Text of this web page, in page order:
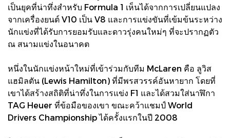
เป็นยุคที่น่าทึ่งสำหรับ Formula 1 เห็นได้จากการเปลี่ยนแปลง
จากเครื่องยนต์ V10 เป็น V8 และการแข่งขันที่เข้มข้นระหว่าง
นักแข่งที่ได้รับการยอมรับและดาวรุ่งคนใหม่ๆ ที่จะปรากฏตัว
ณ สนามแข่งในอนาคต
หนึ่งในนักแข่งหน้าใหม่ที่เข้าร่วมกับทีม McLaren คือ ลูวิส
แฮมิลตัน (Lewis Hamilton) ที่มีพรสวรรค์อันหายาก โดยที่
เขาได้สร้างสถิติที่น่าทึ่งในการแข่ง F1 และได้สวมใส่นาฬิกา
TAG Heuer ที่ข้อมือของเขา ขณะคว้าแชมป์ World
Drivers Championship ได้ครั้งแรกในปี 2008